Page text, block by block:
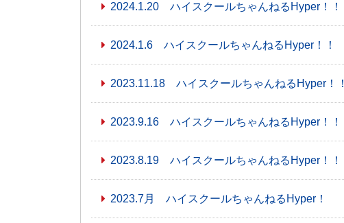
2024.1.20 ハイスクールちゃんねるHyper！！
2024.1.6 ハイスクールちゃんねるHyper！！
2023.11.18 ハイスクールちゃんねるHyper！！
2023.9.16 ハイスクールちゃんねるHyper！！
2023.8.19 ハイスクールちゃんねるHyper！！
2023.7月 ハイスクールちゃんねるHyper！